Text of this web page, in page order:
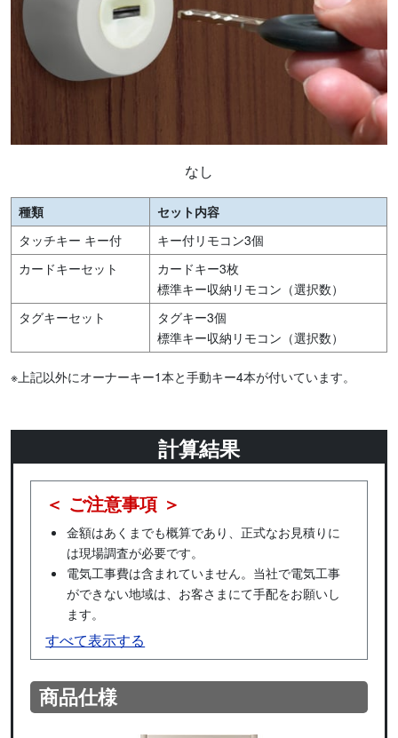
なし
種類
セット内容
タッチキー キー付
キー付リモコン3個
カードキーセット
カードキー3枚
標準キー収納リモコン（選択数）
タグキーセット
タグキー3個
標準キー収納リモコン（選択数）
※上記以外にオーナーキー1本と手動キー4本が付いています。
計算結果
＜ ご注意事項 ＞
金額はあくまでも概算であり、正式なお見積りに
は現場調査が必要です。
電気工事費は含まれていません。当社で電気工事
ができない地域は、お客さまにて手配をお願いし
ます。
すべて表示する
商品仕様